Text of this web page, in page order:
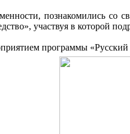
познакомились
участвуя в которой
программы